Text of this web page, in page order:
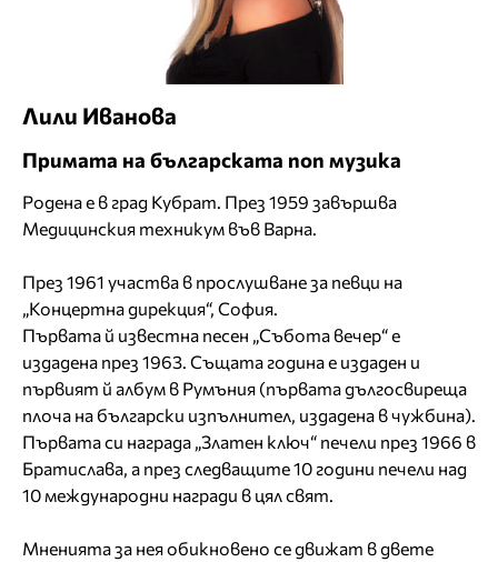
Лили Иванова
Примата на българската поп музика
Родена е в град Кубрат. През 1959 завършва
Медицинския техникум във Варна.
През 1961 участва в прослушване за певци на
„Концертна дирекция“, София.
Първата й известна песен „Събота вечер“ е
издадена през 1963. Същата година е издаден и
първият й албум в Румъния (първата дългосвиреща
плоча на български изпълнител, издадена в чужбина).
Първата си награда „Златен ключ“ печели през 1966 в
Братислава, а през следващите 10 години печели над
10 международни награди в цял свят.
Мненията за нея обикновено се движат в двете